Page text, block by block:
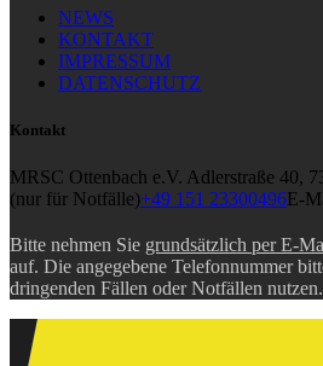
NEWS
KONTAKT
IMPRESSUM
DATENSCHUTZ
Kontakt
MRSC Ottenbach e.V. Adlerstraße 40,
(nur für Notfälle)+49 151 23300496 E-
Bitte nehmen Sie grundsätzlich per E-
auf. Die angegebene Telefonnummer
dringenden Fällen oder Notfällen nutzen.